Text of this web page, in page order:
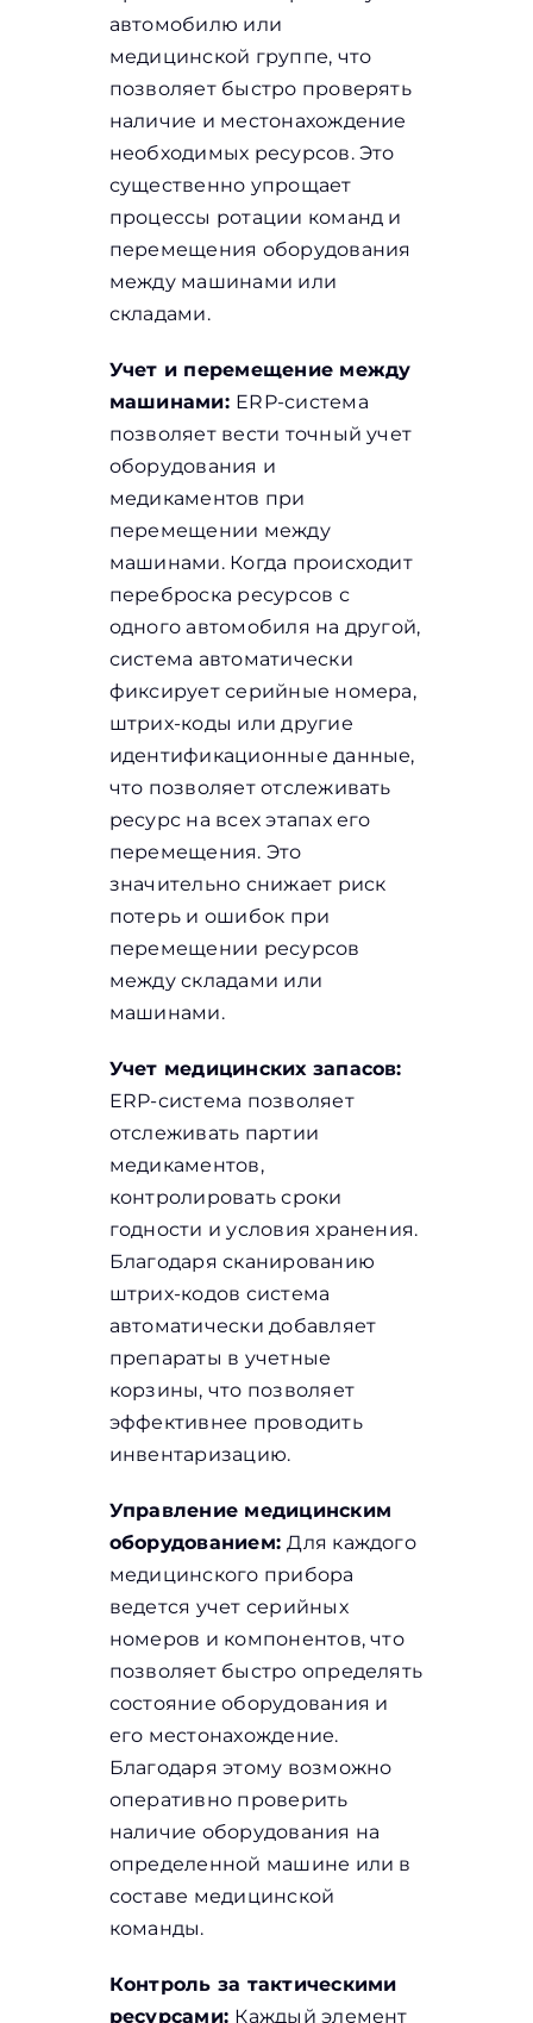
автомобилю или
медицинской группе, что
позволяет быстро проверять
наличие и местонахождение
необходимых ресурсов. Это
существенно упрощает
процессы ротации команд и
перемещения оборудования
между машинами или
складами.
Учет и перемещение между
машинами: ERP-система
позволяет вести точный учет
оборудования и
медикаментов при
перемещении между
машинами. Когда происходит
переброска ресурсов с
одного автомобиля на другой,
система автоматически
фиксирует серийные номера,
штрих-коды или другие
идентификационные данные,
что позволяет отслеживать
ресурс на всех этапах его
перемещения. Это
значительно снижает риск
потерь и ошибок при
перемещении ресурсов
между складами или
машинами.
Учет медицинских запасов:
ERP-система позволяет
отслеживать партии
медикаментов,
контролировать сроки
годности и условия хранения.
Благодаря сканированию
штрих-кодов система
автоматически добавляет
препараты в учетные
корзины, что позволяет
эффективнее проводить
инвентаризацию.
Управление медицинским
оборудованием: Для каждого
медицинского прибора
ведется учет серийных
номеров и компонентов, что
позволяет быстро определять
состояние оборудования и
его местонахождение.
Благодаря этому возможно
оперативно проверить
наличие оборудования на
определенной машине или в
составе медицинской
команды.
Контроль за тактическими
ресурсами: Каждый элемент